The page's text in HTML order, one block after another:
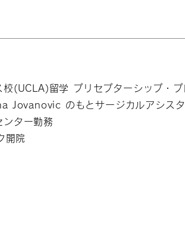
(UCLA)留学 プリセプターシップ・プ
Jovanovic のもとサージカルアシスタ
ンター勤務
開院